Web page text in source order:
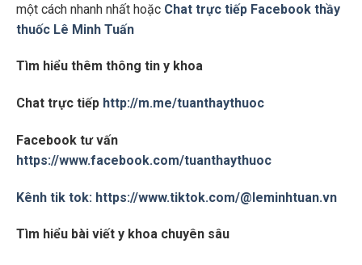
một cách nhanh nhất hoặc Chat trực tiếp Facebook thầy
thuốc Lê Minh Tuấn
Tìm hiểu thêm thông tin y khoa
Chat trực tiếp http://m.me/tuanthaythuoc
Facebook tư vấn
https://www.facebook.com/tuanthaythuoc
Kênh tik tok: https://www.tiktok.com/@leminhtuan.vn
Tìm hiểu bài viết y khoa chuyên sâu